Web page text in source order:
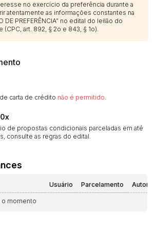
no exercício da preferência durante a
atentamente as informações constantes na
DE PREFERÊNCIA” no edital do leilão do
art. 892, § 2o e 843, § 1o).
carta de crédito não é permitido
de propostas condicionais parceladas em até
consulte as regras do edital.
Usuário Parcelamento
o momento